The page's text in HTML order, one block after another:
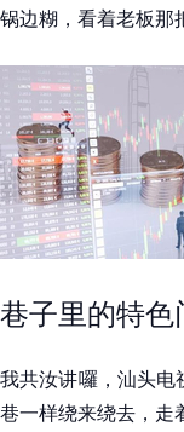
锅边糊，看着老板那
巷子里的特色
我共汝讲囉，汕头电
巷一样绕来绕去，走